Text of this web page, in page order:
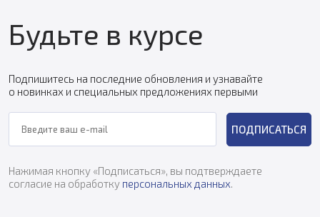
Будьте в курсе
Подпишитесь на последние обновления и узнавайте
о новинках и специальных предложениях первыми
ПОДПИСАТЬСЯ
Нажимая кнопку «Подписаться», вы подтверждаете
согласие на обработку персональных данных.